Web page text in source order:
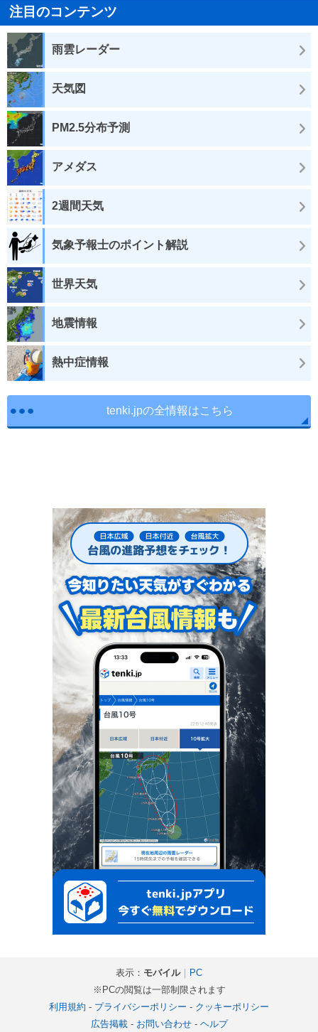
注目のコンテンツ
雨雲レーダー
天気図
PM2.5分布予測
アメダス
2週間天気
気象予報士のポイント解説
世界天気
地震情報
熱中症情報
tenki.jpの全情報はこちら
表示： モバイル｜ PC
※PCの閲覧は一部制限されます
利用規約 - プライバシーポリシー - クッキーポリシー
広告掲載- お問い合わせ- ヘルプ